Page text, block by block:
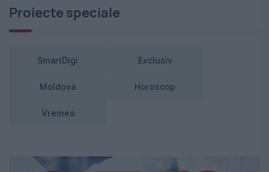
Proiecte speciale
SmartDigi Exclusiv
Moldova Horoscop
Vremea